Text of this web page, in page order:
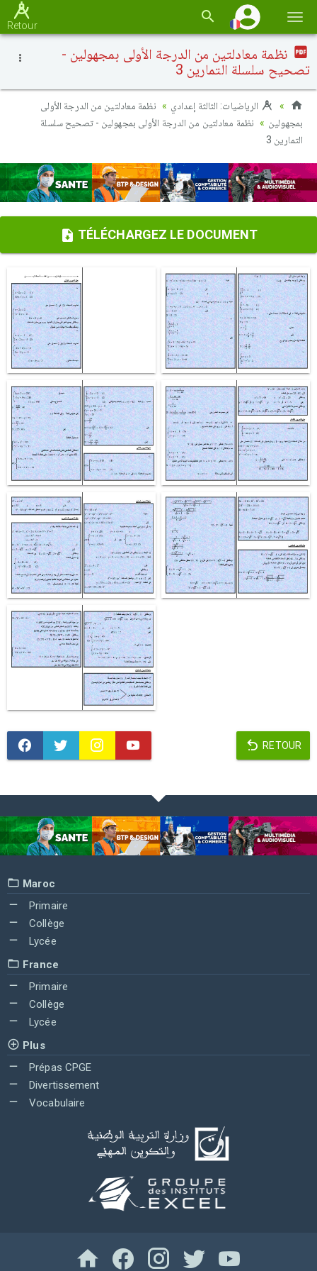
la
Retour
نظمة معادلتين من الدرجة الأولى بمجهولين -
تصحيح سلسلة التمارين 3
الرياضيات: الثالثة إعدادي
نظمة معادلتين من الدرجة الأولى
بمجهولين
نظمة معادلتين من الدرجة الأولى بمجهولين - تصحيح سلسلة
التمارين 3
TÉLÉCHARGEZ LE DOCUMENT
RETOUR
Maroc
Primaire
Collège
Lycée
France
Primaire
Collège
Lycée
Plus
Prépas CPGE
Divertissement
Vocabulaire